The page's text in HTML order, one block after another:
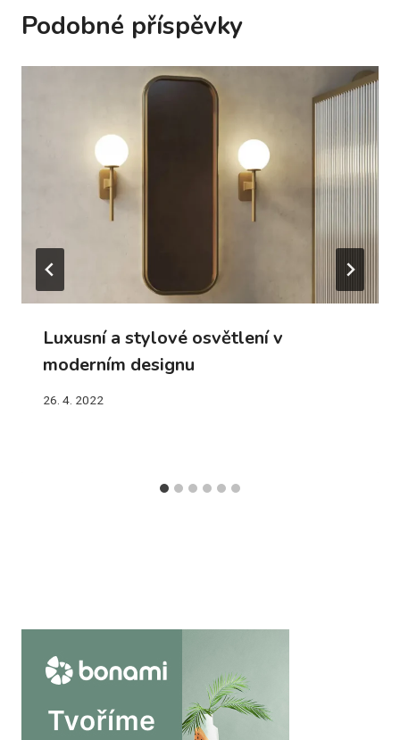
Podobné příspěvky
Luxusní a stylové osvětlení v
moderním designu
26. 4. 2022